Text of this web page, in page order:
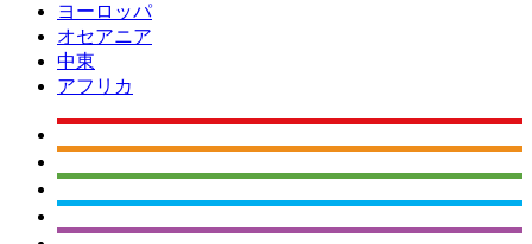
ヨーロッパ
オセアニア
中東
アフリカ